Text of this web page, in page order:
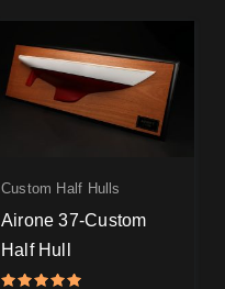
Custom Half Hulls
Airone 37-Custom
Half Hull